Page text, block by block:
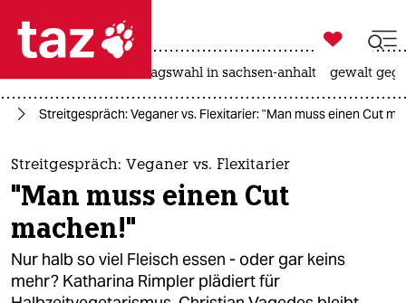
 taz zahl ich
taz zahl ich
themen
politik
öko
gesellschaft

taz zahl ich
landtagswahl in sachsen-anhalt gewalt
Streitgespräch: Veganer vs. Flexitarier: "Man muss einen Cut
Streitgespräch: Veganer vs. Flexitarier
"Man muss einen Cut
machen!"
Nur halb so viel Fleisch essen - oder gar keins
mehr? Katharina Rimpler plädiert für